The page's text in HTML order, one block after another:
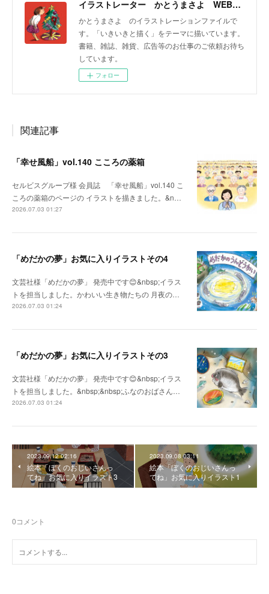
イラストレーター かとうまさよ WEBサイト
かとうまさよ のイラストレーションファイルで
す。「いきいきと描く」をテーマに描いています。
書籍、雑誌、雑貨、広告等のお仕事のご依頼お待ち
しています。
フォロー
関連記事
「幸せ風船」vol.140 こころの薬箱
セルビスグループ様 会員誌 「幸せ風船」vol.140 こ
ころの薬箱のページの イラストを描きました。&n…
2026.07.03 01:27
「めだかの夢」お気に入りイラストその4
文芸社様「めだかの夢」 発売中です😊&nbsp;イラス
トを担当しました。かわいい生き物たちの 月夜の…
2026.07.03 01:24
「めだかの夢」お気に入りイラストその3
文芸社様「めだかの夢」 発売中です😊&nbsp;イラス
トを担当しました。&nbsp;&nbsp;ふなのおばさん…
2026.07.03 01:24
2023.09.12 02:16
絵本「ぼくのおじいさんっ
てね」お気に入りイラスト3
2023.09.08 03:11
絵本「ぼくのおじいさんっ
てね」お気に入りイラスト1
0コメント